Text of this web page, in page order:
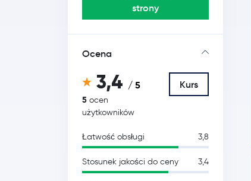
strony
Ocena
3,4 / 5
5 ocen
użytkowników
Kurs
Łatwość obsługi 3,8
Stosunek jakości do ceny 3,4